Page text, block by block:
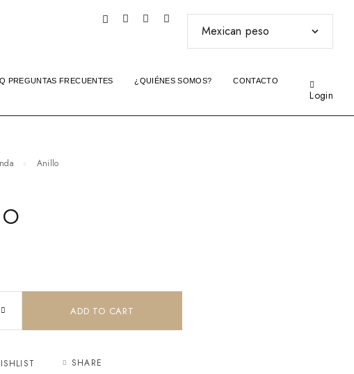
PREGUNTAS FRECUENTES ¿QUIÉNES SOMOS? CONTACTO
Login
Anillo
ADD TO CART
SHARE